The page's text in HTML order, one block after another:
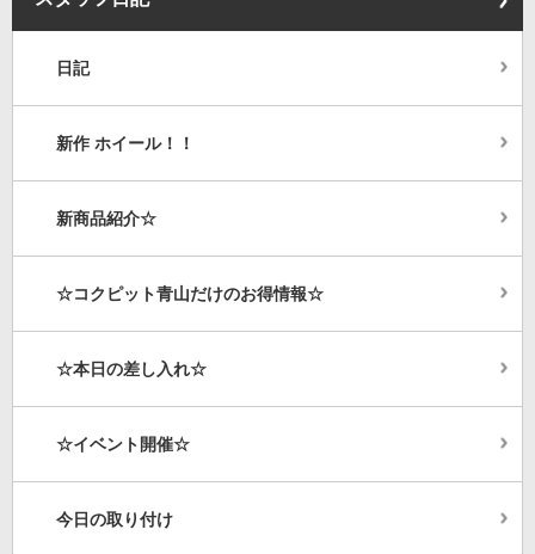
日記
新作 ホイール！！
新商品紹介☆
☆コクピット青山だけのお得情報☆
☆本日の差し入れ☆
☆イベント開催☆
今日の取り付け